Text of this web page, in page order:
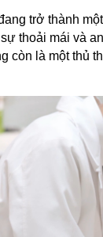
trở thành
thoải mái và
còn là một thủ